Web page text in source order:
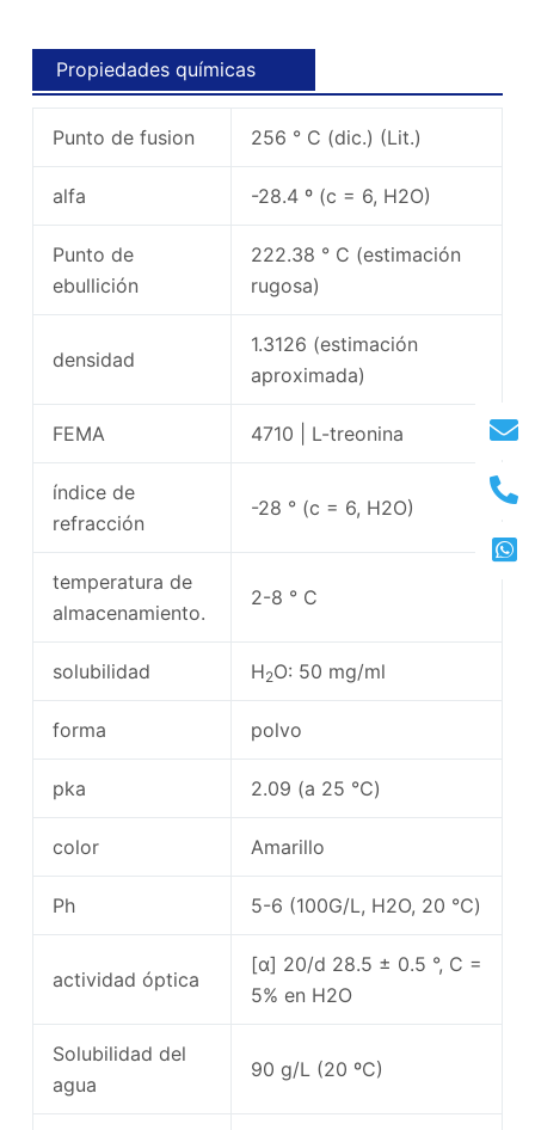
Propiedades químicas
Punto de fusion 256 ° C (dic.) (Lit.)
alfa -28.4 º (c = 6, H2O)
Punto de
ebullición
222.38 ° C (estimación
rugosa)
densidad
1.3126 (estimación
aproximada)
FEMA 4710 | L-treonina
índice de
refracción
-28 ° (c = 6, H2O)
temperatura de
almacenamiento.
2-8 ° C
solubilidad H2O: 50 mg/ml
forma polvo
pka 2.09 (a 25 ℃)
color Amarillo
Ph 5-6 (100G/L, H2O, 20 ℃)
actividad óptica
[α] 20/d 28.5 ± 0.5 °, C =
5% en H2O
Solubilidad del
agua
90 g/L (20 ºC)